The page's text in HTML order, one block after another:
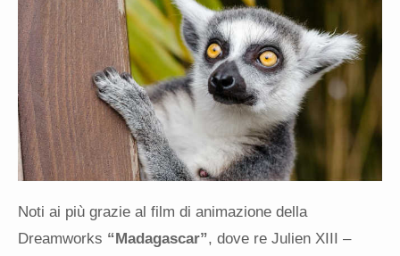
Noti ai più grazie al film di animazione della
Dreamworks “Madagascar”, dove re Julien XIII –